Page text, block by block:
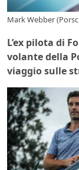
Mark Webber
L’ex pilota di
volante della
viaggio sulle